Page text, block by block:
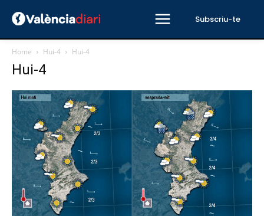
Subscriu-te
Home Hui-4 Hui-4
Hui-4